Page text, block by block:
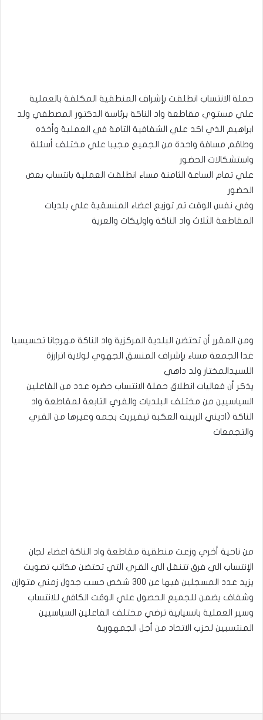
حملة الانتساب انطلقت بإشراف المنطقية المكلفة بالعملية
علي مستوي مقاطعة واد الناكة برئاسة الدكتور المصطفي ولد
ابراهيم الذي اكد علي الشفافية التامة في العملية وأخذه
وطاقم مسافة واحدة من الجميع مجيبا علي مختلف أسئلة
واستشكالات الحضور
علي تمام الساعة الثامنة مساء انطلقت العملية بانتساب بعض
الحضور
وفي نفس الوقت تم توزيع اعضاء المنسقية علي بلديات
المقاطعة الثلاث واد الناكة واوليكات والعرية
ومن المقرر أن تحتضن البلدية المركزية واد الناكة مهرجانا تحسيسيا
غدا الجمعة مساء بإشراف المنسق الجهوي لولاية اترارزة
اللسيدالمختار ولد داهي
يذكر أن فعاليات انطلاق حملة الانتساب حضره عدد من الفاعلين
السياسيين من مختلف البلديات والفري التابعة لمقاطعة واد
الناكة (اديني الربينه العكبة تيفيريت بجمه وغيرها من القري
والتجمعات
من ناحية أخري وزعت منطقية مقاطعة واد الناكة اعضاء لجان
الإنتساب الي فرق تتنقل الي القري التي تحتضن مكاتب تصويت
يزيد عدد المسجلين فيها عن 300 شخص حسب جدول زمني متوازن
وشفاف يضمن للجميع الحصول علي الوقت الكافي للانتساب
وسير العملية بانسيابية ترضي مختلف الفاعلين السياسيين
المنتسبين لحزب الاتحاد من أجل الجمهورية